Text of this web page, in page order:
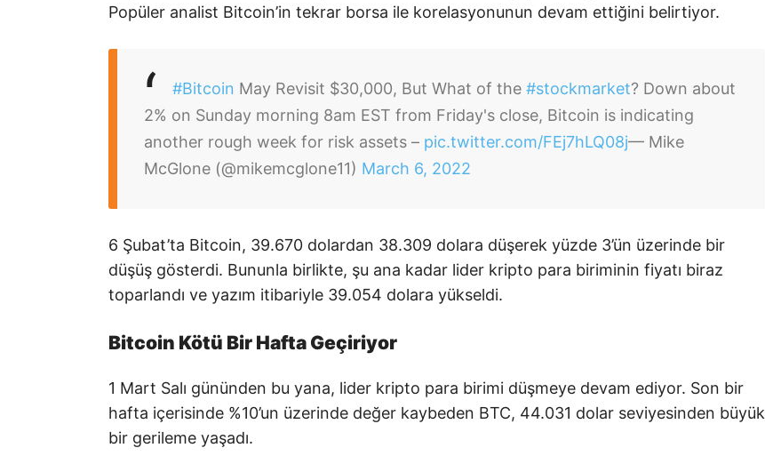
Popüler analist Bitcoin’in tekrar borsa ile korelasyonunun devam ettiğini belirtiyor.
#Bitcoin May Revisit $30,000, But What of the #stockmarket? Down about
2% on Sunday morning 8am EST from Friday's close, Bitcoin is indicating
another rough week for risk assets – pic.twitter.com/FEj7hLQ08j— Mike
McGlone (@mikemcglone11) March 6, 2022
6 Şubat’ta Bitcoin, 39.670 dolardan 38.309 dolara düşerek yüzde 3’ün üzerinde bir
düşüş gösterdi. Bununla birlikte, şu ana kadar lider kripto para biriminin fiyatı biraz
toparlandı ve yazım itibariyle 39.054 dolara yükseldi.
Bitcoin Kötü Bir Hafta Geçiriyor
1 Mart Salı gününden bu yana, lider kripto para birimi düşmeye devam ediyor. Son bir
hafta içerisinde %10’un üzerinde değer kaybeden BTC, 44.031 dolar seviyesinden büyük
bir gerileme yaşadı.